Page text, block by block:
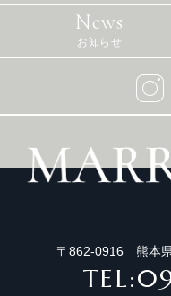
News
お知らせ
〒862-0916 熊本